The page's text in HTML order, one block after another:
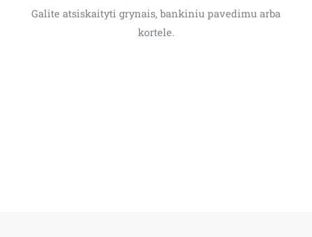
Galite atsiskaityti grynais, bankiniu pavedimu arba
kortele.